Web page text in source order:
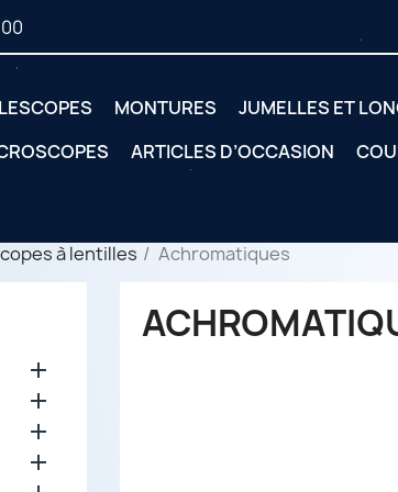
MONTURES JUMELLES ET
ARTICLES D’OCCASION
à lentilles Achromatiques



